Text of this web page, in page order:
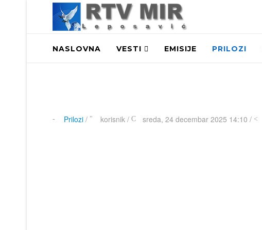
NASLOVNA VESTI EMISIJE PRILOZI
Prilozi/ korisnik / sreda, 24 decembar 2025 14:10 /